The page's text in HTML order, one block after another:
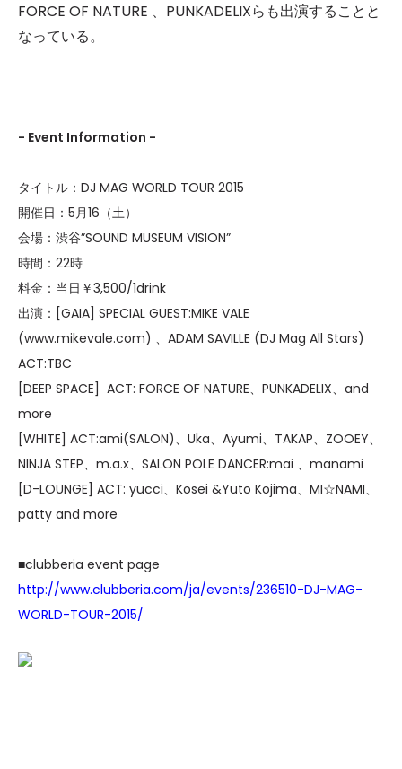
FORCE OF NATURE 、PUNKADELIXらも出演することと
なっている。
- Event Information -
タイトル：DJ MAG WORLD TOUR 2015
開催日：5月16（土）
会場：渋谷”SOUND MUSEUM VISION”
時間：22時
料金：当日￥3,500/1drink
出演：[GAIA] SPECIAL GUEST:MIKE VALE
(www.mikevale.com) 、ADAM SAVILLE (DJ Mag All Stars)
ACT:TBC
[DEEP SPACE] ACT: FORCE OF NATURE、PUNKADELIX、and
more
[WHITE] ACT:ami(SALON)、Uka、Ayumi、TAKAP、ZOOEY、
NINJA STEP、m.a.x、SALON POLE DANCER:mai 、manami
[D-LOUNGE] ACT: yucci、Kosei &Yuto Kojima、MI☆NAMI、
patty and more
■clubberia event page
http://www.clubberia.com/ja/events/236510-DJ-MAG-
WORLD-TOUR-2015/